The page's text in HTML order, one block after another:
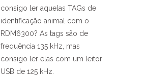
consigo ler aquelas TAGs de
identificação animal com o
RDM6300? As tags são de
frequência 135 kHz, mas
consigo ler elas com um leitor
USB de 125 kHz.